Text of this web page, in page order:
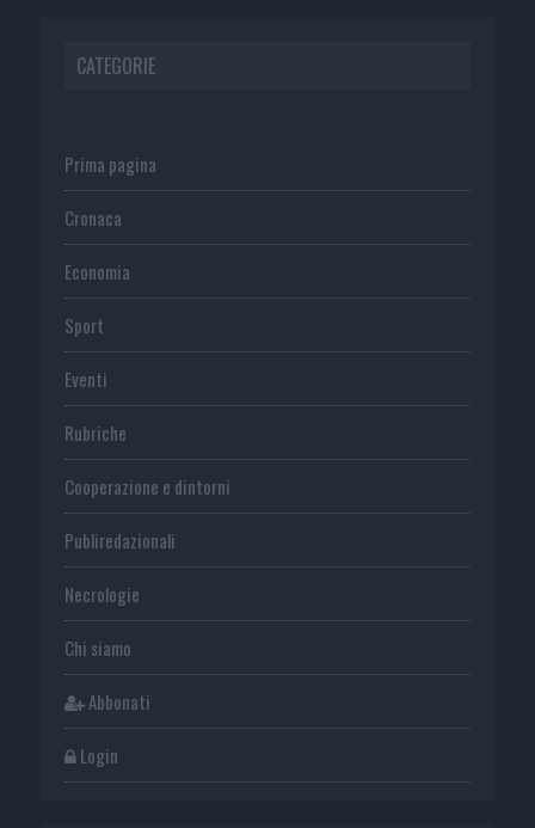
CATEGORIE
Prima pagina
Cronaca
Economia
Sport
Eventi
Rubriche
Cooperazione e dintorni
Publiredazionali
Necrologie
Chi siamo
Abbonati
Login